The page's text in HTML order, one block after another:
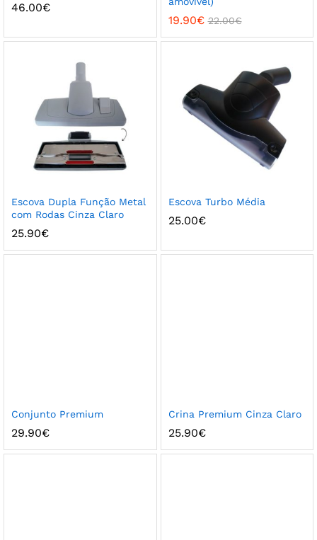
46.00€
19.90€ 22.00€
Escova Dupla Função Metal
com Rodas Cinza Claro
25.90€
Escova Turbo Média
25.00€
Conjunto Premium
29.90€
Crina Premium Cinza Claro
25.90€